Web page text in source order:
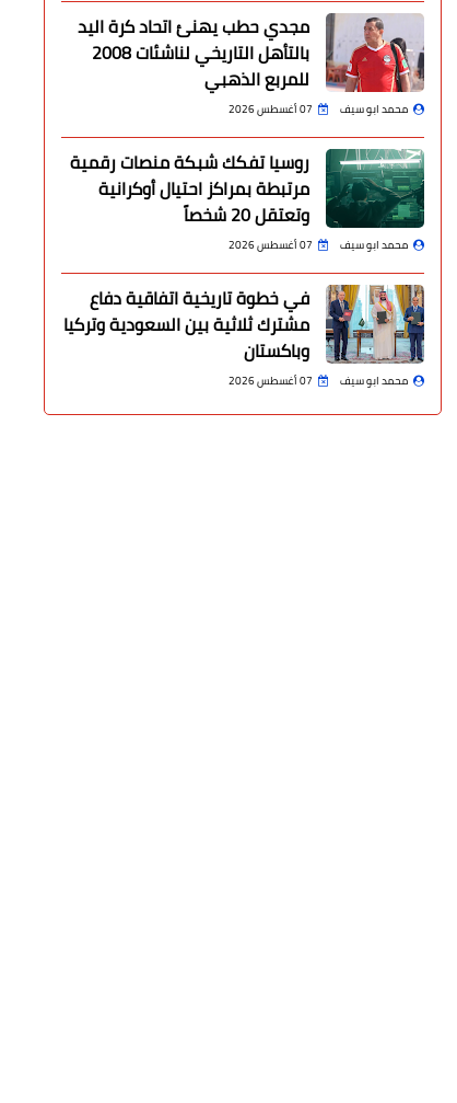
مجدي حطب يهنئ اتحاد كرة اليد
بالتأهل التاريخي لناشئات 2008
للمربع الذهبي
محمد ابو سيف 07 أغسطس 2026
روسيا تفكك شبكة منصات رقمية
مرتبطة بمراكز احتيال أوكرانية
وتعتقل 20 شخصاً
محمد ابو سيف 07 أغسطس 2026
في خطوة تاريخية اتفاقية دفاع
مشترك ثلاثية بين السعودية وتركيا
وباكستان
محمد ابو سيف 07 أغسطس 2026